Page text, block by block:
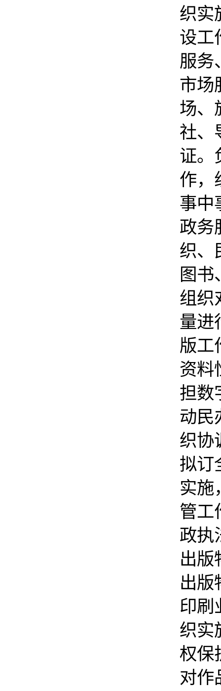
织实
设工
服务
市场
场、
社、
证。
作，
事中
政务
织、
图书
组织
量进
版工
资料
担数
动民
织协
拟订
实施
管工
政执
出版
出版
印刷
织实
权保
对作